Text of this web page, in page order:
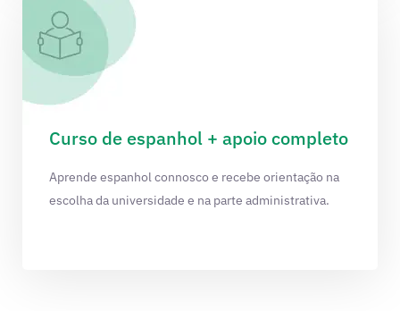
Curso de espanhol + apoio completo
Aprende espanhol connosco e recebe orientação na
escolha da universidade e na parte administrativa.